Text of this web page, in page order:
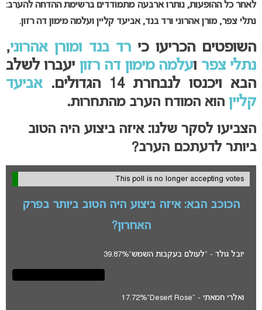
לאחר כל ההופעות, נותרו ארבעה מתמודדים ברשימת ההדחה להערב:
נתלי צפר, מורן אהרוני ורד בנד, אביעד קליין ועלמה מימון דה רזון.
השופטים הכריעו כי רד בנד ומורן אהרוני,
נתלי צפרועלמה מימון דה רזוןיעברו לשלב
הבא ויכנסו לנבחרת 14 הגדולים.
אביעד
קלייןהוא המודח הערב מהתחרות.
הצביעו לסקר שלנו: איזה ביצוע היה הטוב
ביותר לדעתכם הערב?
This poll is no longer accepting votes
הכוכב הבא: איזה ביצוע היה הטוב ביותר בפרק
האחרון?
יובל גולד - "לעולם בעקבות השמש"39.87%
ואלרי חמאתי - "Desert Rose" 17.72%